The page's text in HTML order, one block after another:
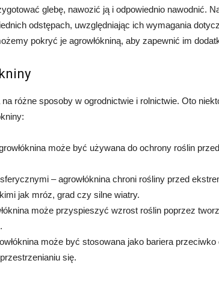
glebę, nawozić ją i odpowiednio nawodnić.
odstępach, uwzględniając ich wymagania
pokryć je agrowłókniną, aby zapewnić im
różne sposoby w ogrodnictwie i rolnictwie. Oto
może być używana do ochrony roślin
– agrowłóknina chroni rośliny przed
jak mróz, grad czy silne wiatry.
może przyspieszyć wzrost roślin poprzez
może być stosowana jako bariera przeciwko
się.